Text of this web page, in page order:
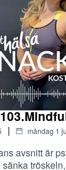
| måndag 1
avsnitt är
sänka